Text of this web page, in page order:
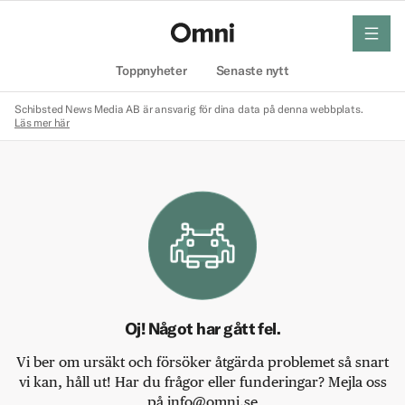
Toppnyheter Senaste nytt
meny
Schibsted News Media AB är ansvarig för dina data på denna webbplats.
Läs mer här
Oj! Något har gått fel.
Vi ber om ursäkt och försöker åtgärda problemet så snart
vi kan, håll ut! Har du frågor eller funderingar? Mejla oss